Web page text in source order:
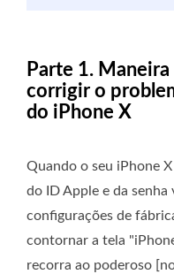
Parte 1.
corrigir o
do iPhone X
Quando o seu iPhone
do ID Apple e da
configurações de
contornar a tela
recorra ao poderoso